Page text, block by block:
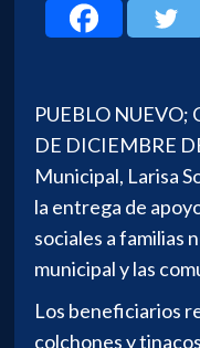
PUEBLO NUEVO;
DE DICIEMBRE
Municipal, Larisa
la entrega de
sociales a familias
municipal y las
Los beneficiarios
colchones y